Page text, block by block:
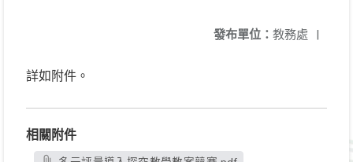
發布單位： 教務處 |
詳如附件。
相關附件